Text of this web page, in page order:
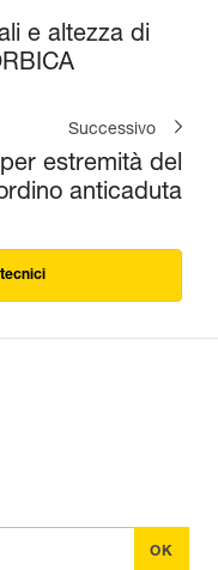
e altezza di
Successivo
estremità del
anticaduta